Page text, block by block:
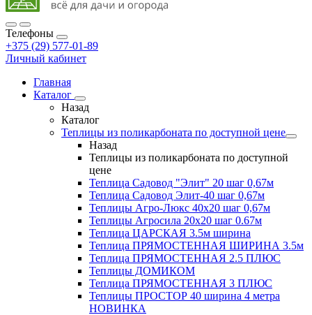
Телефоны
+375 (29) 577-01-89
Личный кабинет
Главная
Каталог
Назад
Каталог
Теплицы из поликарбоната по доступной цене
Назад
Теплицы из поликарбоната по доступной
цене
Теплица Садовод "Элит" 20 шаг 0,67м
Теплица Садовод Элит-40 шаг 0,67м
Теплицы Агро-Люкс 40х20 шаг 0,67м
Теплицы Агросила 20х20 шаг 0.67м
Теплица ЦАРСКАЯ 3.5м ширина
Теплица ПРЯМОСТЕННАЯ ШИРИНА 3.5м
Теплица ПРЯМОСТЕННАЯ 2.5 ПЛЮС
Теплицы ДОМИКОМ
Теплица ПРЯМОСТЕННАЯ 3 ПЛЮС
Теплицы ПРОСТОР 40 ширина 4 метра
НОВИНКА